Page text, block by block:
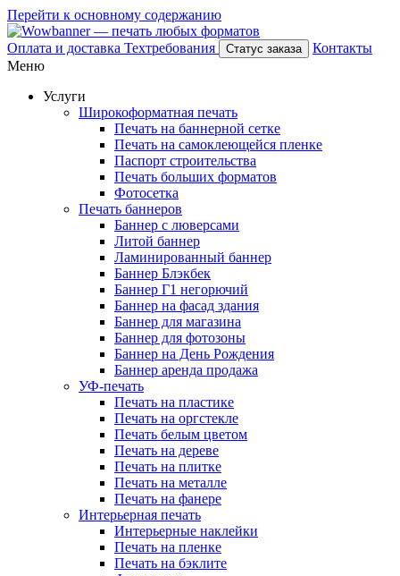
Перейти к основному содержанию
Оплата и доставка Техтребования Статус заказа
Контакты
Меню
Услуги
Широкоформатная печать
Печать на баннерной сетке
Печать на самоклеющейся пленке
Паспорт строительства
Печать больших форматов
Фотосетка
Печать баннеров
Баннер с люверсами
Литой баннер
Ламинированный баннер
Баннер Блэкбек
Баннер Г1 негорючий
Баннер на фасад здания
Баннер для магазина
Баннер для фотозоны
Баннер на День Рождения
Баннер аренда продажа
УФ-печать
Печать на пластике
Печать на оргстекле
Печать белым цветом
Печать на дереве
Печать на плитке
Печать на металле
Печать на фанере
Интерьерная печать
Интерьерные наклейки
Печать на пленке
Печать на бэклите